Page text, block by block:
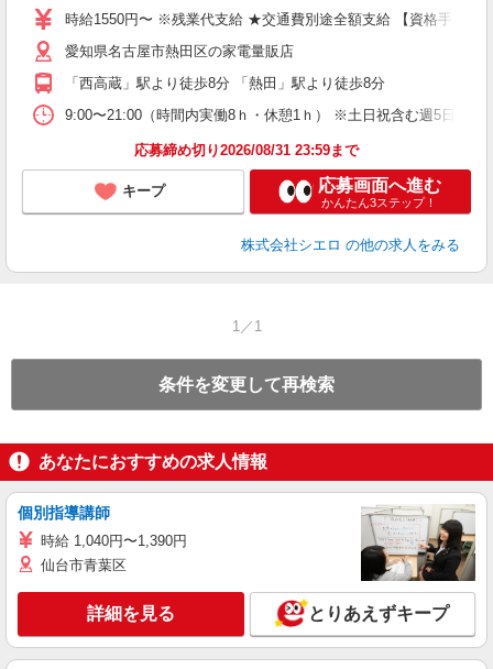
時給1550円〜 ※残業代支給 ★交通費別途全額支給 【資格手当制
愛知県名古屋市熱田区の家電量販店
「西高蔵」駅より徒歩8分 「熱田」駅より徒歩8分
9:00〜21:00（時間内実働8ｈ・休憩1ｈ） ※土日祝含む週5日勤務
応募締め切り2026/08/31 23:59まで
キープ 応募画面へ進む
かんたん3ステップ！
株式会社シエロ の他の求人をみる
1／1
条件を変更して再検索
あなたにおすすめの求人情報
個別指導講師
時給 1,040円〜1,390円
仙台市青葉区
詳細を見る とりあえずキープ